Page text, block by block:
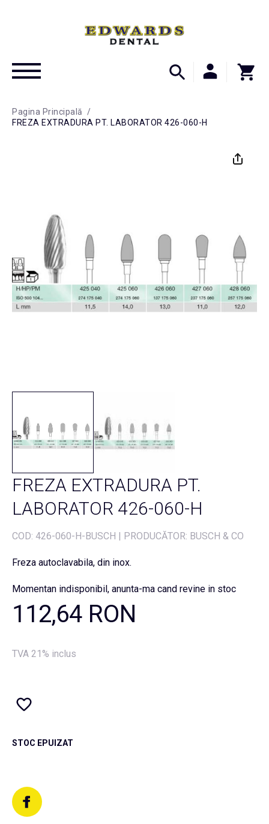
Pagina Principală
/
FREZA EXTRADURA PT. LABORATOR 426-060-H
FREZA EXTRADURA PT.
LABORATOR 426-060-H
COD: 426-060-H-BUSCH | PRODUCĂTOR: BUSCH & CO
Freza autoclavabila, din inox.
Momentan indisponibil, anunta-ma cand revine in stoc
112,64 RON
TVA 21% inclus
STOC EPUIZAT